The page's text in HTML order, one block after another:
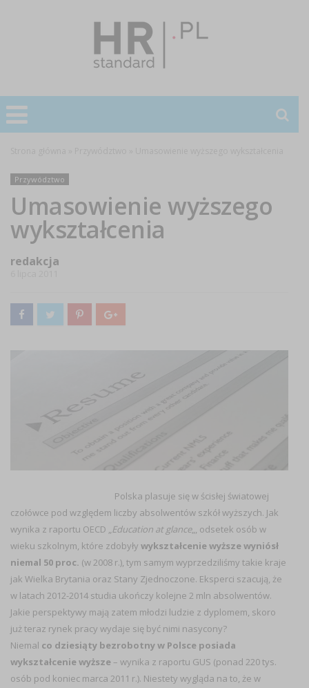
Przywództwo
Umasowienie wyższego
wykształcenia
redakcja
Polska plasuje się w ścisłej światowej
czołówce pod względem liczby absolwentów szkół wyższych. Jak
wynika z raportu OECD „Education at glance„, odsetek osób w
wieku szkolnym, które zdobyły wykształcenie wyższe wyniósł
niemal 50 proc. (w 2008 r.), tym samym wyprzedziliśmy takie kraje
jak Wielka Brytania oraz Stany Zjednoczone. Eksperci szacują, że
w latach 2012-2014 studia ukończy kolejne 2 mln absolwentów.
Jakie perspektywy mają zatem młodzi ludzie z dyplomem, skoro
już teraz rynek pracy wydaje się być nimi nasycony?
Niemal co dziesiąty bezrobotny w Polsce posiada
wykształcenie wyższe – wynika z raportu GUS (ponad 220 tys.
osób pod koniec marca 2011 r.). Niestety wygląda na to, że w